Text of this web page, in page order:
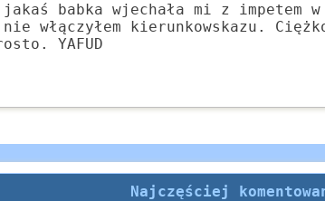
babka wjechała mi z impetem
włączyłem kierunkowskazu.
YAFUD
Najczęściej